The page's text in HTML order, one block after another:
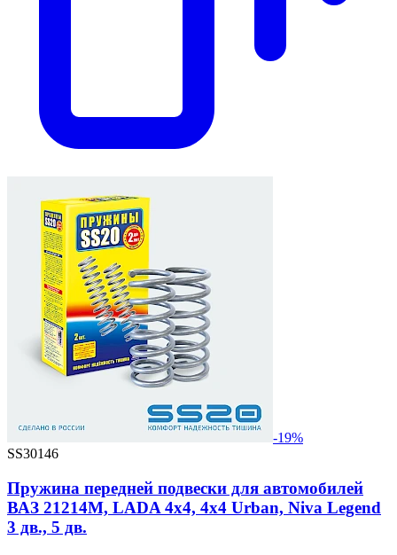
-19%
SS30146
Пружина передней подвески для автомобилей
ВАЗ 21214М, LADA 4x4, 4х4 Urban, Niva Legend
3 дв., 5 дв.